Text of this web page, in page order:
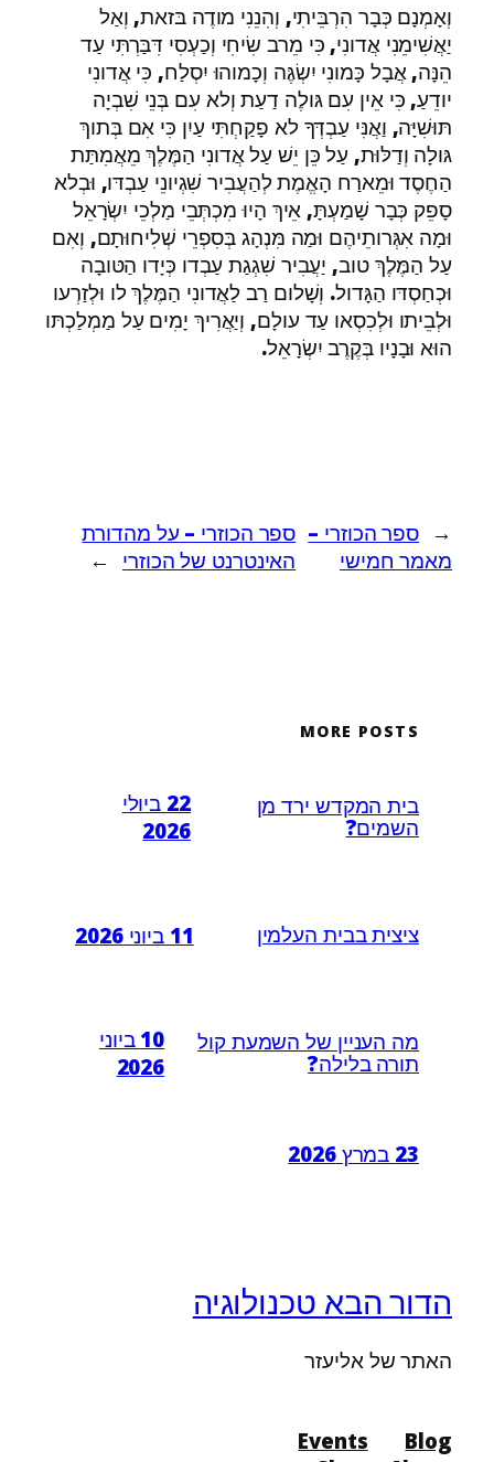
וְאָמְנָם כְּבָר הִרְבֵּיתִי, וְהִנֵנִי מודֶה בּזאת, וְאַל
יַאֲשִׁימֵנִי אֲדונִי, כִּי מֵרב שִׂיחִי וְכַעְסִי דִּבַּרְתִּי עַד
הֵנָּה, אֲבָל כָּמונִי יִשְׂגֶּה וְכָמוהוּ יִסְלַח, כִּי אֲדונִי
יודֵעַ, כִּי אֵין עִם גּולֶה דַעַת וְלא עִם בְּנֵי שִׁבְיָה
תּוּשִׁיָּה, וַאֲנִּי עַבְדְּךָ לא פָקַחְתִּי עַיִן כִּי אִם בְּתוךְ
גּולָה וְדַלּוּת, עַל כֵּן יֵשׁ עַל אֲדונִי הַמֶּלֶךְ מֵאֲמִתַּת
הַחֶסֶד וּמֵארַח הָאֱמֶת לְהַעֲבִיר שִׁגְיונֵי עַבְדּו, וּבְלא
סָפֵק כְּבָר שָׁמַעְתָּ, אֵיךְ הָיוּ מִכְתְּבֵי מַלְכֵי יִשְׂרָאֵל
וּמָה אִגְּרותֵיהֶם וּמַה מִּנְהָג בְּסִפְרֵי שְׁלִיחוּתָם, וְאִם
עַל הַמֶּלֶךְ טוב, יַעֲבִיר שִׁגְגַת עַבְדו כְּיָדו הַטּובָה
וּכְחַסְדּו הַגָּדול. וְשָׁלום רַב לַאֲדונִי הַמֶּלֶךְ לו וּלְזַרְעו
וּלְבֵיתו וּלְכִסְאו עַד עולָם, וְיַאֲרִיךְ יָמִים עַל מַמְלַכְתּו
הוּא וּבָנָיו בְּקֶרֶב יִשְׂרָאֵל.
← ספר הכוזרי –
מאמר חמישי
ספר הכוזרי – על מהדורת
האינטרנט של הכוזרי →
MORE POSTS
בית המקדש ירד מן
השמים?
22 ביולי
2026
ציצית בבית העלמין 11 ביוני 2026
מה העניין של השמעת קול
תורה בלילה?
10 ביוני
2026
23 במרץ 2026
הדור הבא טכנולוגיה
האתר של אליעזר
Blog
Events